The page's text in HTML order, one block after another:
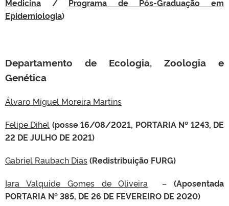
Medicina / Programa de Pós-Graduação em
Epidemiologia)
Departamento de Ecologia, Zoologia e
Genética
Álvaro Miguel Moreira Martins
Felipe Dihel (posse 16/08/2021, PORTARIA Nº 1243, DE
22 DE JULHO DE 2021)
Gabriel Raubach Dias(Redistribuição FURG)
Iara Valquide Gomes de Oliveira – (Aposentada
PORTARIA Nº 385, DE 26 DE FEVEREIRO DE 2020)